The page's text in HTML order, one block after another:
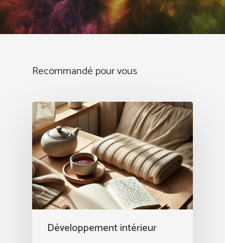
Recommandé pour vous
Développement intérieur